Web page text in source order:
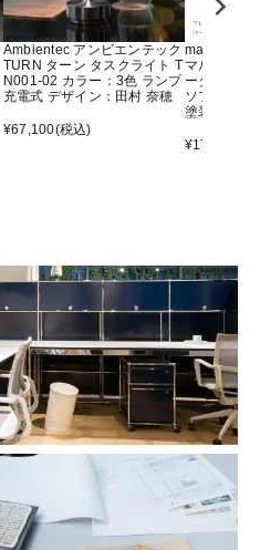
Ambientec アンビエンテック
TURN ターン タスクライト T
N001-02 カラー：3色 ランプ
充電式 デザイン：田村 奈穂
¥67,100(税込)
maruni マ
マルニ60
ーター ア
ソファ オ
塗装）
¥176,000